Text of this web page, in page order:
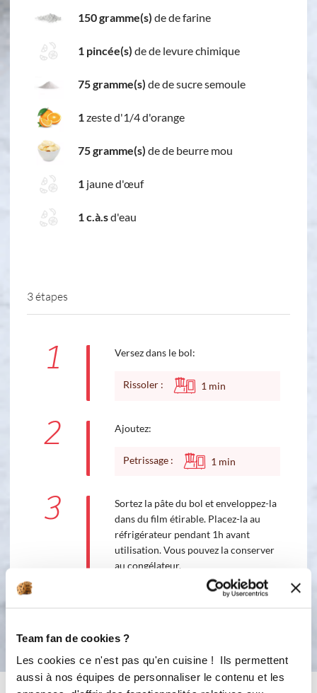
Team fan de cookies ?
Les cookies ce n'est pas qu'en cuisine ! Ils permettent
aussi à nos équipes de personnaliser le contenu et les
150 gramme(s) de de farine
1 pincée(s) de de levure chimique
75 gramme(s) de de sucre semoule
1zeste d'1/4 d'orange
75 gramme(s) de de beurre mou
1 jaune d'œuf
1 c.à.sd'eau
3 étapes
1 Versez dans le bol:
Rissoler : 1 min
2 Ajoutez:
Petrissage : 1 min
3
Sortez la pâte du bol et enveloppez-la
dans du film étirable. Placez-la au
réfrigérateur pendant 1h avant
utilisation. Vous pouvez la conserver
au congélateur.
Bon appétit !